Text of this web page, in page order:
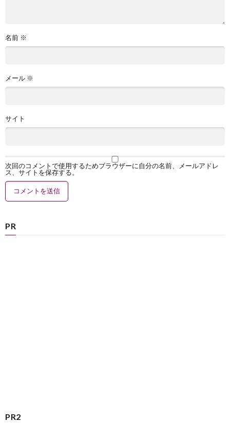
名前 ※
メール ※
サイト
次回のコメントで使用するためブラウザーに自分の名前、メールアドレ
ス、サイトを保存する。
PR
PR2